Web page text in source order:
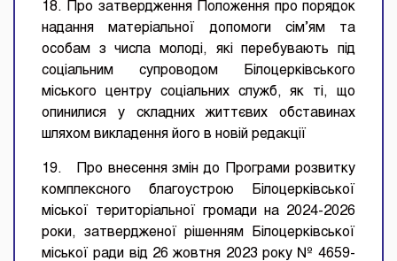
18. Про затвердження Положення про порядок
надання матеріальної допомоги сім’ям та
особам з числа молоді, які перебувають під
соціальним супроводом Білоцерківського
міського центру соціальних служб, як ті, що
опинилися у складних життєвих обставинах
шляхом викладення його в новій редакції
19. Про внесення змін до Програми розвитку
комплексного благоустрою Білоцерківської
міської територіальної громади на 2024-2026
роки, затвердженої рішенням Білоцерківської
міської ради від 26 жовтня 2023 року № 4659-